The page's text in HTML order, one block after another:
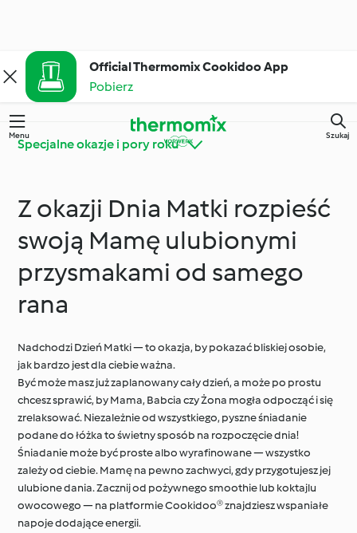
Official Thermomix Cookidoo App
Pobierz
Menu Szukaj
Specjalne okazje i pory roku
Poznaj platformę
Cookidoo®
Thermomix® - porady i
wskazówki
Składniki Codzienne gotowanie
Diety i trendy
Specjalne okazje i
pory roku
Dookoła świata z
Techniki kulinarne
Z okazji Dnia Matki rozpieść
swoją Mamę ulubionymi
przysmakami od samego
rana
Nadchodzi Dzień Matki — to okazja, by pokazać bliskiej osobie,
jak bardzo jest dla ciebie ważna.
Być może masz już zaplanowany cały dzień, a może po prostu
chcesz sprawić, by Mama, Babcia czy Żona mogła odpocząć i się
zrelaksować. Niezależnie od wszystkiego, pyszne śniadanie
podane do łóżka to świetny sposób na rozpoczęcie dnia!
Śniadanie może być proste albo wyrafinowane — wszystko
zależy od ciebie. Mamę na pewno zachwyci, gdy przygotujesz jej
ulubione dania. Zacznij od pożywnego smoothie lub koktajlu
owocowego — na platformie Cookidoo® znajdziesz wspaniałe
napoje dodające energii.